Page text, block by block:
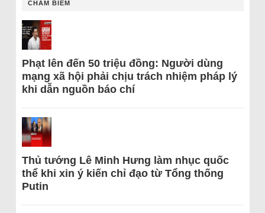
CHÂM BIẾM
Phạt lên đến 50 triệu đồng: Người dùng
mạng xã hội phải chịu trách nhiệm pháp lý
khi dẫn nguồn báo chí
Thủ tướng Lê Minh Hưng làm nhục quốc
thể khi xin ý kiến chỉ đạo từ Tổng thống
Putin